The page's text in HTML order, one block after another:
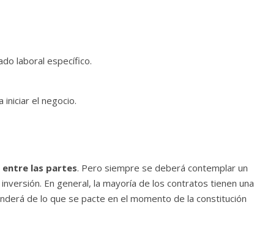
laboral específico.
iniciar el negocio.
las partes. Pero siempre se deberá contemplar un
En general, la mayoría de los contratos tienen una
de lo que se pacte en el momento de la constitución